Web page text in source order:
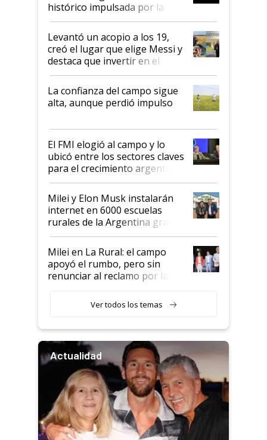
histórico impulsada por la
cosecha y las exportaciones
Levantó un acopio a los 19,
creó el lugar que elige Messi y
destaca que invertir en el
kirchnerismo era como "darle
plata a un hijo para droga":
Juan Félix Rossetti, el libertario
que de una dura crisis salió
de Milei
La confianza del campo sigue
alta, aunque perdió impulso
El FMI elogió al campo y lo
ubicó entre los sectores claves
para el crecimiento argentino
Milei y Elon Musk instalarán
internet en 6000 escuelas
rurales de la Argentina gracias
a un acuerdo con Starlink
Milei en La Rural: el campo
apoyó el rumbo, pero sin
renunciar al reclamo por las
Ver todos los temas
Actualidad